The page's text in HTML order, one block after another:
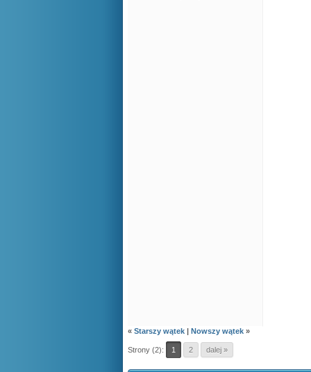
« Starszy wątek | Nowszy wątek »
Strony (2): 1 2 dalej »